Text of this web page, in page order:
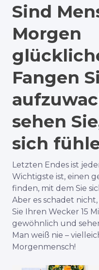
Sind
Morgen
Fangen
sehen
sich
Letzten Endes ist
Wichtigste ist, einen
finden, mit dem Sie
Aber es schadet
Sie Ihren Wecker 15
gewöhnlich und
Man weiß nie –
Morgenmensch!